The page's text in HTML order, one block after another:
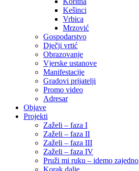
Kešinci
Vrbica
Mrzović
Gospodarstvo
Dječji vrtić
Obrazovanje
Vjerske ustanove
Manifestacije
Gradovi prijatelji
Promo video
Adresar
Objave
Projekti
Zaželi – faza I
Zaželi – faza II
Zaželi – faza III
Zaželi – faza IV
Pruži mi ruku – idemo zajedno